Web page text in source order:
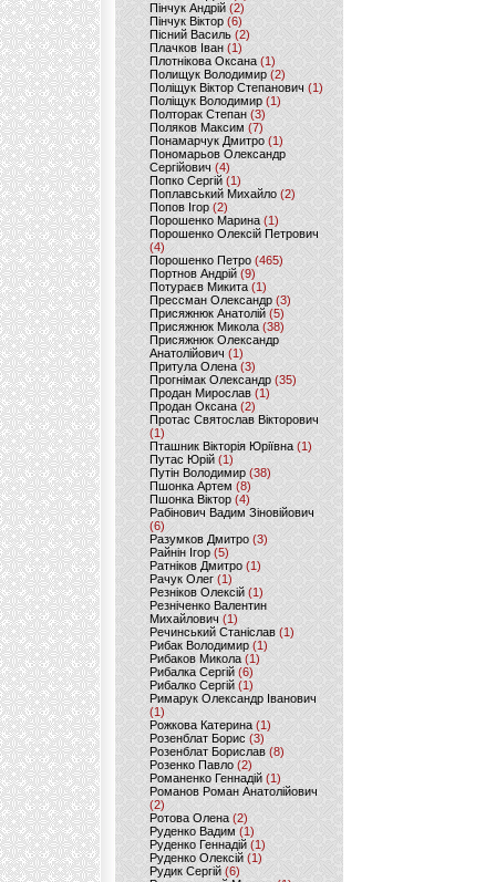
Пінчук Андрій(2)
Пінчук Віктор (6)
Пісний Василь (2)
Плачков Іван(1)
Плотнікова Оксана (1)
Полищук Володимир(2)
Поліщук Віктор Степанович(1)
Поліщук Володимир (1)
Полторак Степан(3)
Поляков Максим (7)
Понамарчук Дмитро (1)
Пономарьов Олександр
Сергійович(4)
Попко Сергій (1)
Поплавський Михайло (2)
Попов Ігор(2)
Порошенко Марина (1)
Порошенко Олексій Петрович
(4)
Порошенко Петро (465)
Портнов Андрій (9)
Потураєв Микита(1)
Прессман Олександр(3)
Присяжнюк Анатолій (5)
Присяжнюк Микола (38)
Присяжнюк Олександр
Анатолійович (1)
Притула Олена (3)
Прогнімак Олександр(35)
Продан Мирослав(1)
Продан Оксана (2)
Протас Святослав Вікторович
(1)
Пташник Вікторія Юріївна (1)
Путас Юрій (1)
Путін Володимир(38)
Пшонка Артем (8)
Пшонка Віктор(4)
Рабінович Вадим Зіновійович
(6)
Разумков Дмитро (3)
Райнін Ігор(5)
Ратніков Дмитро (1)
Рачук Олег (1)
Резніков Олексій(1)
Резніченко Валентин
Михайлович (1)
Речинський Станіслав (1)
Рибак Володимир(1)
Рибаков Микола(1)
Рибалка Сергій (6)
Рибалко Сергій (1)
Римарук Олександр Іванович
(1)
Рожкова Катерина(1)
Розенблат Борис (3)
Розенблат Борислав (8)
Розенко Павло (2)
Романенко Геннадій (1)
Романов Роман Анатолійович
(2)
Ротова Олена(2)
Руденко Вадим (1)
Руденко Геннадій (1)
Руденко Олексій(1)
Рудик Сергій(6)